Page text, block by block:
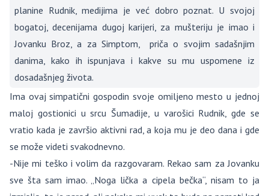
planine Rudnik, medijima je već dobro poznat. U svojoj
bogatoj, decenijama dugoj karijeri, za mušteriju je imao i
Jovanku Broz, a za Simptom, priča o svojim sadašnjim
danima, kako ih ispunjava i kakve su mu uspomene iz
dosadašnjeg života.
Ima ovaj simpatični gospodin svoje omiljeno mesto u jednoj
maloj gostionici u srcu Šumadije, u varošici Rudnik, gde se
vratio kada je završio aktivni rad, a koja mu je deo dana i gde
se može videti svakodnevno.
-Nije mi teško i volim da razgovaram. Rekao sam za Jovanku
sve šta sam imao. „Noga lička a cipela bečka“, nisam to ja